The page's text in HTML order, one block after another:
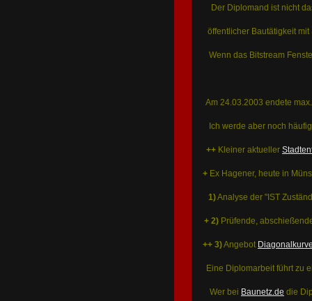
Der Diplomand ist nicht
öffentlicher Bautätigkeit
Wenn das Bitstream
Am 24.03.2003 endete
Ich werde aber noch
++ Kleiner aktueller
+ Ex Hagener, heute in
1)Analyse der "IST
+ 2) Prüfende,
++ 3)Angebot
Eine Diplomarbeit führt zu
Wer bei Baunetz.de die